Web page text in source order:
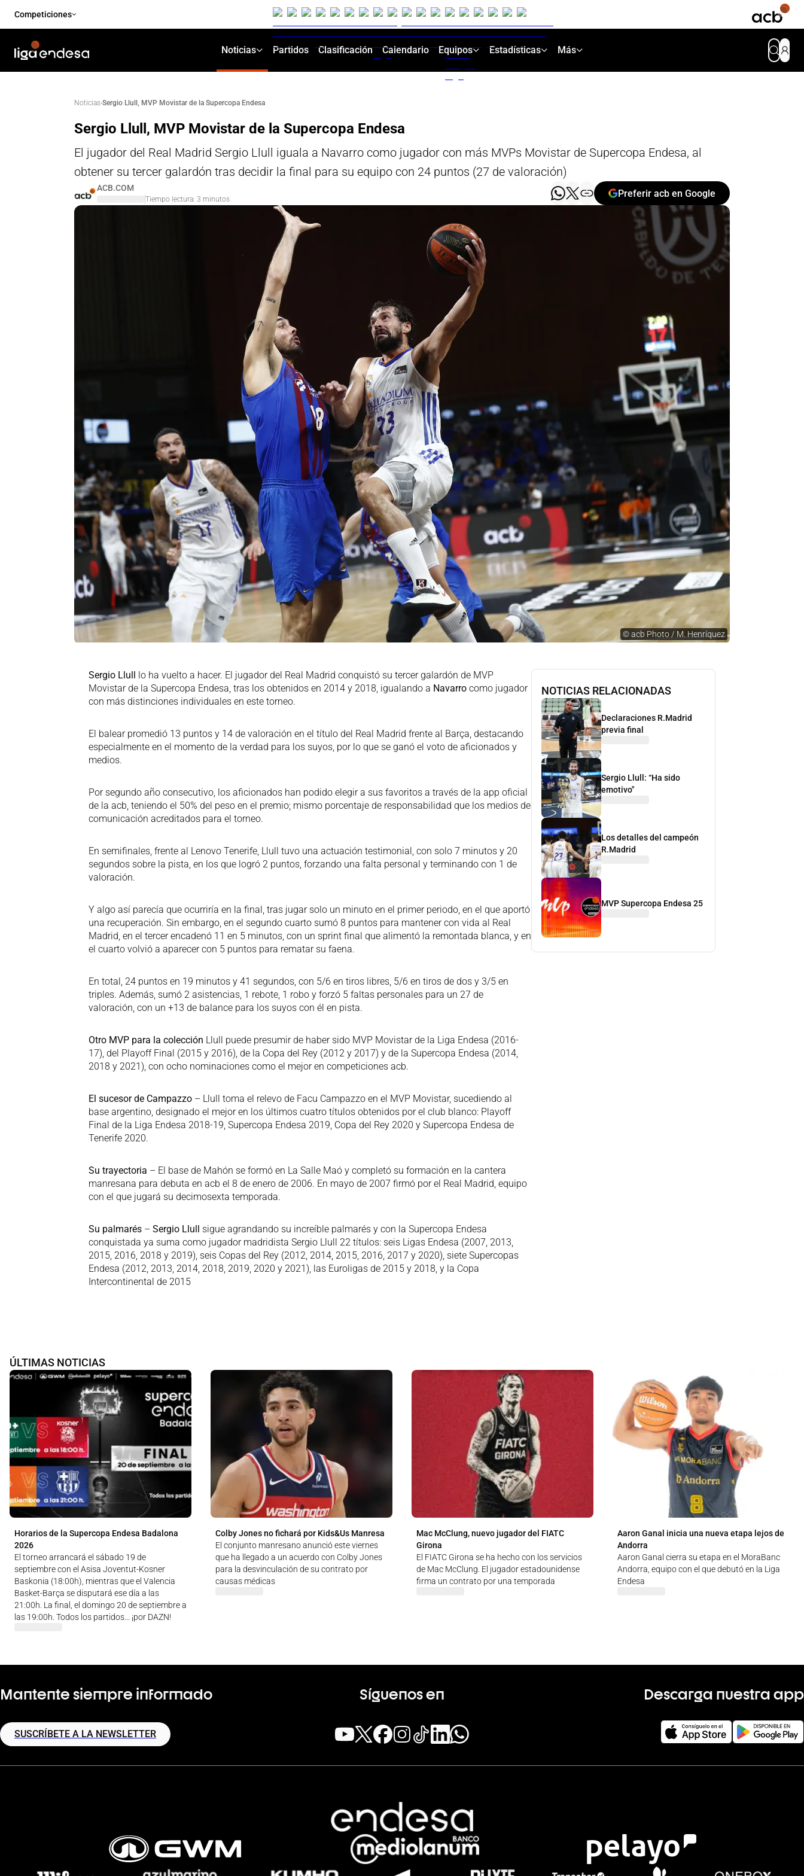
Competiciones
Noticias Partidos Clasificación Calendario Equipos Estadísticas Más
Noticias·Sergio Llull, MVP Movistar de la Supercopa Endesa
Sergio Llull, MVP Movistar de la Supercopa Endesa
El jugador del Real Madrid Sergio Llull iguala a Navarro como jugador con más MVPs Movistar de Supercopa Endesa, al
obtener su tercer galardón tras decidir la final para su equipo con 24 puntos (27 de valoración)
ACB.COM
Tiempo lectura: 3 minutos
Preferir acb en Google
©acb Photo / M. Henríquez
Sergio Llull lo ha vuelto a hacer. El jugador del Real Madrid conquistó su tercer galardón de MVP
Movistar de la Supercopa Endesa, tras los obtenidos en 2014 y 2018, igualando a Navarro como jugador
con más distinciones individuales en este torneo.
El balear promedió 13 puntos y 14 de valoración en el título del Real Madrid frente al Barça, destacando
especialmente en el momento de la verdad para los suyos, por lo que se ganó el voto de aficionados y
medios.
Por segundo año consecutivo, los aficionados han podido elegir a sus favoritos a través de la app oficial
de la acb, teniendo el 50% del peso en el premio; mismo porcentaje de responsabilidad que los medios de
comunicación acreditados para el torneo.
En semifinales, frente al Lenovo Tenerife, Llull tuvo una actuación testimonial, con solo 7 minutos y 20
segundos sobre la pista, en los que logró 2 puntos, forzando una falta personal y terminando con 1 de
valoración.
Y algo así parecía que ocurriría en la final, tras jugar solo un minuto en el primer periodo, en el que aportó
una recuperación. Sin embargo, en el segundo cuarto sumó 8 puntos para mantener con vida al Real
Madrid, en el tercer encadenó 11 en 5 minutos, con un sprint final que alimentó la remontada blanca, y en
el cuarto volvió a aparecer con 5 puntos para rematar su faena.
En total, 24 puntos en 19 minutos y 41 segundos, con 5/6 en tiros libres, 5/6 en tiros de dos y 3/5 en
triples. Además, sumó 2 asistencias, 1 rebote, 1 robo y forzó 5 faltas personales para un 27 de
valoración, con un +13 de balance para los suyos con él en pista.
Otro MVP para la colección Llull puede presumir de haber sido MVP Movistar de la Liga Endesa (2016-
17), del Playoff Final (2015 y 2016), de la Copa del Rey (2012 y 2017) y de la Supercopa Endesa (2014,
2018 y 2021), con ocho nominaciones como el mejor en competiciones acb.
El sucesor de Campazzo – Llull toma el relevo de Facu Campazzo en el MVP Movistar, sucediendo al
base argentino, designado el mejor en los últimos cuatro títulos obtenidos por el club blanco: Playoff
Final de la Liga Endesa 2018-19, Supercopa Endesa 2019, Copa del Rey 2020 y Supercopa Endesa de
Tenerife 2020.
Su trayectoria – El base de Mahón se formó en La Salle Maó y completó su formación en la cantera
manresana para debuta en acb el 8 de enero de 2006. En mayo de 2007 firmó por el Real Madrid, equipo
con el que jugará su decimosexta temporada.
Su palmarés – Sergio Llull sigue agrandando su increíble palmarés y con la Supercopa Endesa
conquistada ya suma como jugador madridista Sergio Llull 22 títulos: seis Ligas Endesa (2007, 2013,
2015, 2016, 2018 y 2019), seis Copas del Rey (2012, 2014, 2015, 2016, 2017 y 2020), siete Supercopas
Endesa (2012, 2013, 2014, 2018, 2019, 2020 y 2021), las Euroligas de 2015 y 2018, y la Copa
Intercontinental de 2015
NOTICIAS RELACIONADAS
Declaraciones R.Madrid
previa final
Sergio Llull: “Ha sido
emotivo"
Los detalles del campeón
R.Madrid
MVP Supercopa Endesa 25
ÚLTIMAS NOTICIAS
Horarios de la Supercopa Endesa Badalona
2026
El torneo arrancará el sábado 19 de
septiembre con el Asisa Joventut-Kosner
Baskonia (18:00h), mientras que el Valencia
Basket-Barça se disputará ese día a las
21:00h. La final, el domingo 20 de septiembre a
las 19:00h. Todos los partidos... ¡por DAZN!
Colby Jones no fichará por Kids&Us Manresa
El conjunto manresano anunció este viernes
que ha llegado a un acuerdo con Colby Jones
para la desvinculación de su contrato por
causas médicas
Mac McClung, nuevo jugador del FIATC
Girona
El FIATC Girona se ha hecho con los servicios
de Mac McClung. El jugador estadounidense
firma un contrato por una temporada
Aaron Ganal inicia una nueva etapa lejos de
Andorra
Aaron Ganal cierra su etapa en el MoraBanc
Andorra, equipo con el que debutó en la Liga
Endesa
Mantente siempre informado
SUSCRÍBETE A LA NEWSLETTER
Síguenos en Descarga nuestra app